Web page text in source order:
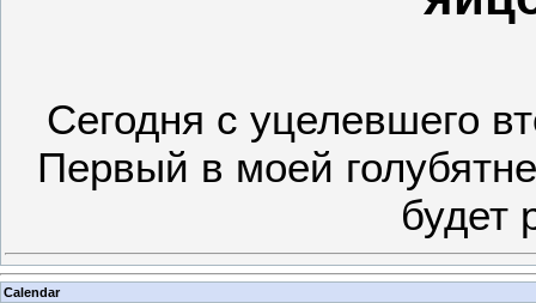
Сегодня с уцелевшего
Первый в моей
будет
Calendar